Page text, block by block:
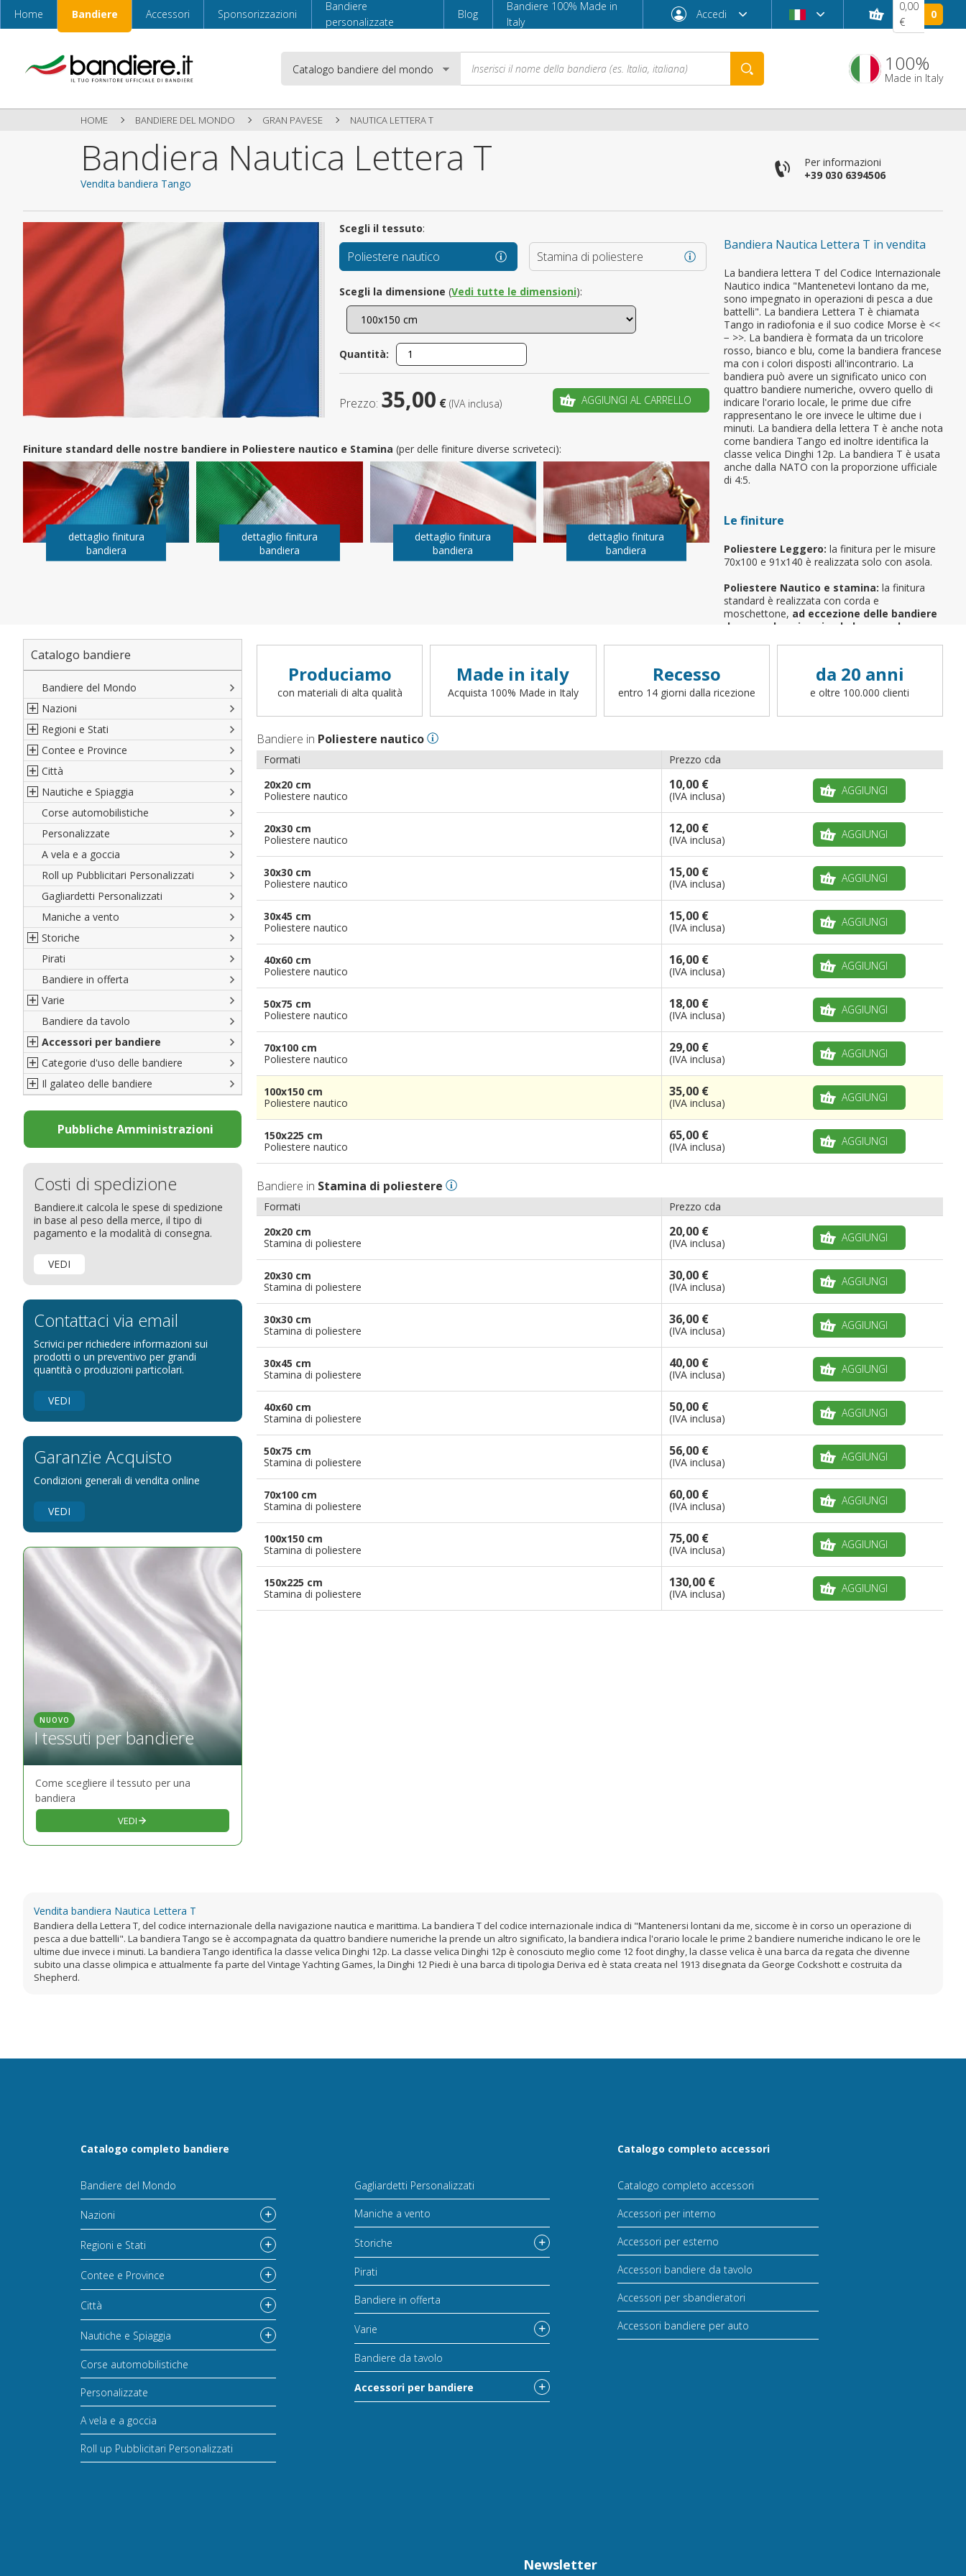
Home Bandiere Accessori Sponsorizzazioni
Bandiere
personalizzate
Blog
Bandiere 100% Made in
Italy
Accedi
Accedi
È il tuo primo ordine?
CREA UN NUOVO ACCOUNT
0,00
€
0
100%
Made in Italy
HOME BANDIERE DEL MONDO GRAN PAVESE NAUTICA LETTERA T
Bandiera Nautica Lettera T
Vendita bandiera Tango
Per informazioni
+39 030 6394506
Bandiera Nautica Lettera T in vendita
La bandiera lettera T del Codice Internazionale
Nautico indica "Mantenetevi lontano da me,
sono impegnato in operazioni di pesca a due
battelli". La bandiera Lettera T è chiamata
Tango in radiofonia e il suo codice Morse è <<
− >>. La bandiera è formata da un tricolore
rosso, bianco e blu, come la bandiera francese
ma con i colori disposti all'incontrario. La
bandiera può avere un significato unico con
quattro bandiere numeriche, ovvero quello di
indicare l'orario locale, le prime due cifre
rappresentano le ore invece le ultime due i
minuti. La bandiera della lettera T è anche nota
come bandiera Tango ed inoltre identifica la
classe velica Dinghi 12p. La bandiera T è usata
anche dalla NATO con la proporzione ufficiale
di 4:5.
Le finiture
Poliestere Leggero: la finitura per le misure
70x100 e 91x140 è realizzata solo con asola.
Poliestere Nautico e stamina: la finitura
standard è realizzata con corda e
moschettone, ad eccezione delle bandiere
da gara, da spiaggia, da barca e da
fettucce, ganci o altro, potete scrivere a
Scegli il tessuto:
Poliestere nautico Stamina di poliestere
Scegli la dimensione (Vedi tutte le dimensioni):
Quantità:
Prezzo: 35,00 € (IVA inclusa) AGGIUNGI AL CARRELLO
Finiture standard delle nostre bandiere in Poliestere nautico e Stamina (per delle finiture diverse scriveteci):
dettaglio finitura
bandiera
dettaglio finitura
bandiera
dettaglio finitura
bandiera
dettaglio finitura
bandiera
Catalogo bandiere
Bandiere del Mondo
Nazioni
Nord America
Sud America
Europa
Africa
Asia
Oceania
Regioni e Stati
Regioni italiane
Territori Italiani
Stati USA
Francesi
Spagnole
Austriache
Tedesche
Regioni varie
Contee e Province
Cantoni Svizzeri
Province Italiane
Province Spagnole
Francia d'oltremare
Territori britannici d'oltremare
Varie Province del Mondo
Città
Città Italiane
Città spagnole
Città francesi
Città del mondo
Nautiche e Spiaggia
Militari e Mercantili
Codice internazionale nautico
Gran Pavese
Da spiaggia
Di cortesia
Corse automobilistiche
Personalizzate
A vela e a goccia
Roll up Pubblicitari Personalizzati
Gagliardetti Personalizzati
Maniche a vento
Storiche
Italiane
Porte di Milano
Francesi
Americane
Britanniche
Resto del Mondo
Pirati
Bandiere in offerta
Varie
Bandiere del CICAP - Think Deep
Bandiere di Orgoglio Bresciano
Organizzazioni internazionali
Diplomatiche
Bandiere Pubblicitarie
Natale e altre festività
Bandiere etniche e religiose
Bandiere da tavolo
Accessori per bandiere
Accessori per bandiere
Accessori per bandiere da tavolo
Categorie d'uso delle bandiere
Bandiere segnavento
Bandiere per sbandieratori
Bandiere per barche
Bandiere per hotel
Bandiere per eventi
Bandiere per biciclette
Bandiere per autosaloni
Bandiere Palio
Bandiere per enti pubblici
Bandiere per riserve naturali e parchi
Bandiere per musicisti
Bandiere per feste
pennoni per bandiere
Il galateo delle bandiere
La bandiera
Come disporre le bandiere
Dimensioni delle bandiere
Come piegare il tricolore
Pubbliche Amministrazioni
Costi di spedizione
Bandiere.it calcola le spese di spedizione
in base al peso della merce, il tipo di
pagamento e la modalità di consegna.
VEDI
Contattaci via email
Scrivici per richiedere informazioni sui
prodotti o un preventivo per grandi
quantità o produzioni particolari.
VEDI
Garanzie Acquisto
Condizioni generali di vendita online
VEDI
NUOVO
I tessuti per bandiere
Come scegliere il tessuto per una
bandiera
VEDI
Produciamo
con materiali di alta qualità
Made in italy
Acquista 100% Made in Italy
Recesso
entro 14 giorni dalla ricezione
da 20 anni
e oltre 100.000 clienti
Bandiere in Poliestere nautico
Formati
Prezzo cda
20x20 cm
Poliestere nautico
10,00 €
(IVA inclusa) AGGIUNGI
20x30 cm
Poliestere nautico
12,00 €
(IVA inclusa) AGGIUNGI
30x30 cm
Poliestere nautico
15,00 €
(IVA inclusa) AGGIUNGI
30x45 cm
Poliestere nautico
15,00 €
(IVA inclusa) AGGIUNGI
40x60 cm
Poliestere nautico
16,00 €
(IVA inclusa) AGGIUNGI
50x75 cm
Poliestere nautico
18,00 €
(IVA inclusa) AGGIUNGI
70x100 cm
Poliestere nautico
29,00 €
(IVA inclusa) AGGIUNGI
100x150 cm
Poliestere nautico
35,00 €
(IVA inclusa) AGGIUNGI
150x225 cm
Poliestere nautico
65,00 €
(IVA inclusa) AGGIUNGI
Bandiere in Stamina di poliestere
Formati
Prezzo cda
20x20 cm
Stamina di poliestere
20,00 €
(IVA inclusa) AGGIUNGI
20x30 cm
Stamina di poliestere
30,00 €
(IVA inclusa) AGGIUNGI
30x30 cm
Stamina di poliestere
36,00 €
(IVA inclusa) AGGIUNGI
30x45 cm
Stamina di poliestere
40,00 €
(IVA inclusa) AGGIUNGI
40x60 cm
Stamina di poliestere
50,00 €
(IVA inclusa) AGGIUNGI
50x75 cm
Stamina di poliestere
56,00 €
(IVA inclusa) AGGIUNGI
70x100 cm
Stamina di poliestere
60,00 €
(IVA inclusa) AGGIUNGI
100x150 cm
Stamina di poliestere
75,00 €
(IVA inclusa) AGGIUNGI
150x225 cm
Stamina di poliestere
130,00 €
(IVA inclusa) AGGIUNGI
Vendita bandiera Nautica Lettera T
Bandiera della Lettera T, del codice internazionale della navigazione nautica e marittima. La bandiera T del codice internazionale indica di "Mantenersi lontani da me, siccome è in corso un operazione di
pesca a due battelli". La bandiera Tango se è accompagnata da quattro bandiere numeriche la prende un altro significato, la bandiera indica l'orario locale le prime 2 bandiere numeriche indicano le ore le
ultime due invece i minuti. La bandiera Tango identifica la classe velica Dinghi 12p. La classe velica Dinghi 12p è conosciuto meglio come 12 foot dinghy, la classe velica è una barca da regata che divenne
subito una classe olimpica e attualmente fa parte del Vintage Yachting Games, la Dinghi 12 Piedi è una barca di tipologia Deriva ed è stata creata nel 1913 disegnata da George Cockshott e costruita da
Shepherd.
Catalogo completo bandiere
Bandiere del Mondo
Nazioni
Regioni e Stati
Contee e Province
Città
Nautiche e Spiaggia
Corse automobilistiche
Personalizzate
A vela e a goccia
Roll up Pubblicitari Personalizzati
Gagliardetti Personalizzati
Maniche a vento
Storiche
Pirati
Bandiere in offerta
Varie
Bandiere da tavolo
Accessori per bandiere
Catalogo completo accessori
Catalogo completo accessori
Accessori per interno
Accessori per esterno
Accessori bandiere da tavolo
Accessori per sbandieratori
Accessori bandiere per auto
Newsletter